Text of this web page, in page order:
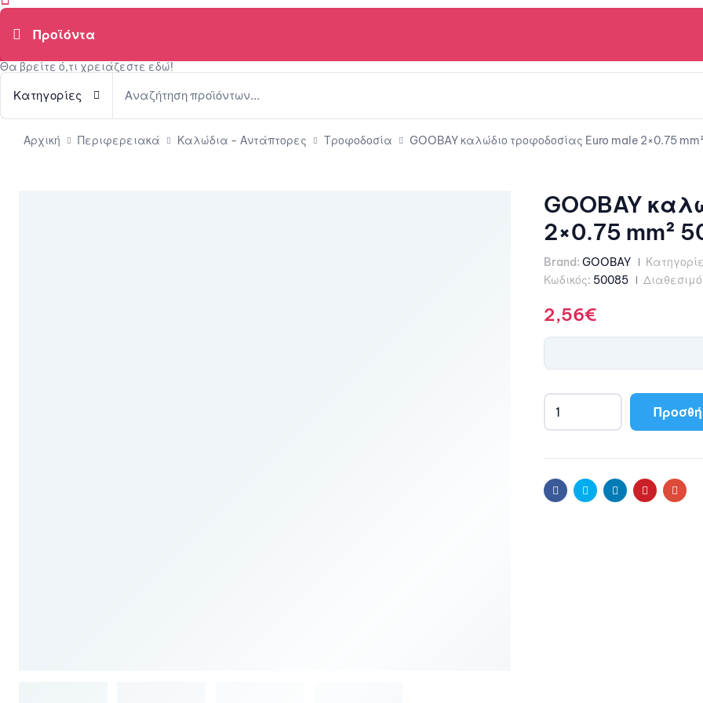
Θα βρείτε ό,τι χρειάζεστε εδώ!
Κατηγορίες
Αρχική Περιφερειακά Καλώδια - Αντάπτορες Τροφοδοσία GOOBAY καλώδιο τροφοδοσίας Euro male 2×0.75
GOOBAY
2×0.75 mm²
Brand: GOOBAY
Κωδικός: 50085
2,56€
GOOBAY
τροφοδοσίας
maleFacebook
TwitterLinkedinPinterestEmail